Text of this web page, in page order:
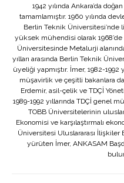
1942 yılında Ankara’da
tamamlamıştır. 1960 yılında
Berlin Teknik Üniversitesi’nde
yüksek mühendisi olarak
Üniversitesinde Metalurji
yılları arasında Berlin Teknik
üyeliği yapmıştır. İmer, 1982-1992
müşavirlik ve çeşitli bakanlara
Erdemir, asil-çelik ve TDÇİ
1989-1992 yıllarında TDÇİ genel
TOBB Üniversitelerinin
Ekonomisi ve karşılaştırmalı
Üniversitesi Uluslararası İlişkiler
yürüten İmer, ANKASAM